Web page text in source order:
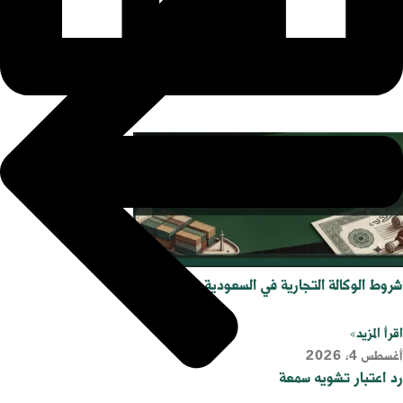
شروط الوكالة التجارية في السعودية
اقرأ المزيد»
أغسطس 4, 2026
رد اعتبار تشويه سمعة